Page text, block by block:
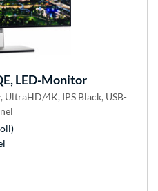
LED-Monitor
4K, IPS Black, USB-